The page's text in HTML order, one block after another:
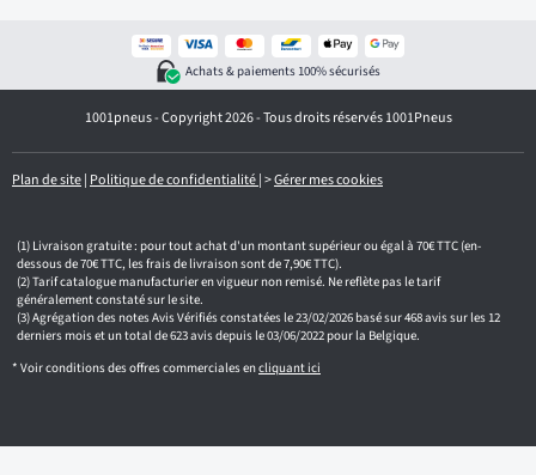
i
l
Achats & paiements 100% sécurisés
1001pneus - Copyright 2026 - Tous droits réservés 1001Pneus
Plan de site| Politique de confidentialité|>Gérer mes cookies
Livraison gratuite : pour tout achat d'un montant supérieur ou égal à 70€ TTC (en-
dessous de 70€ TTC, les frais de livraison sont de 7,90€ TTC).
Tarif catalogue manufacturier en vigueur non remisé. Ne reflète pas le tarif
généralement constaté sur le site.
Agrégation des notes Avis Vérifiés constatées le 23/02/2026 basé sur 468 avis sur les 12
derniers mois et un total de 623 avis depuis le 03/06/2022 pour la Belgique.
* Voir conditions des offres commerciales encliquant ici